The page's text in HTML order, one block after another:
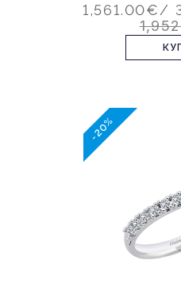
1,561.00€/
-20%